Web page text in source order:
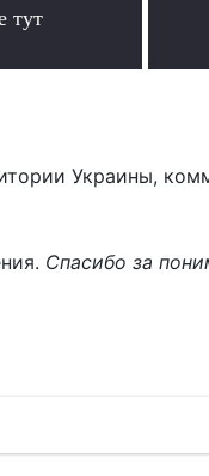
тут
Украины,
Спасибо за